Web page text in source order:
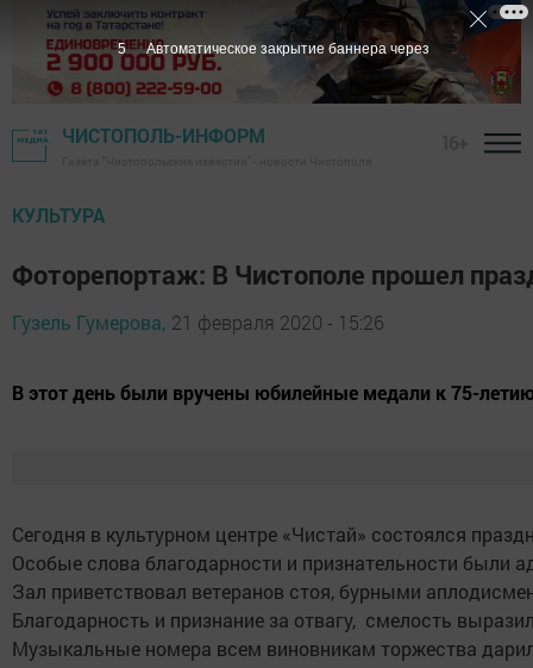
ЧИСТОПОЛЬ-ИНФОРМ
КУЛЬТУРА
Фоторепортаж: В Чистополе прошел
Гузель Гумерова, 21 февраля 2020 - 15:26
В этот день были вручены юбилейные медали к 75-
Сегодня в культурном центре «Чистай» состоялся
Особые слова благодарности и признательности были
Зал приветствовал ветеранов стоя, бурными
Благодарность и признание за отвагу, смелость
Музыкальные номера всем виновникам торжества
4 Автоматическое закрытие баннера через